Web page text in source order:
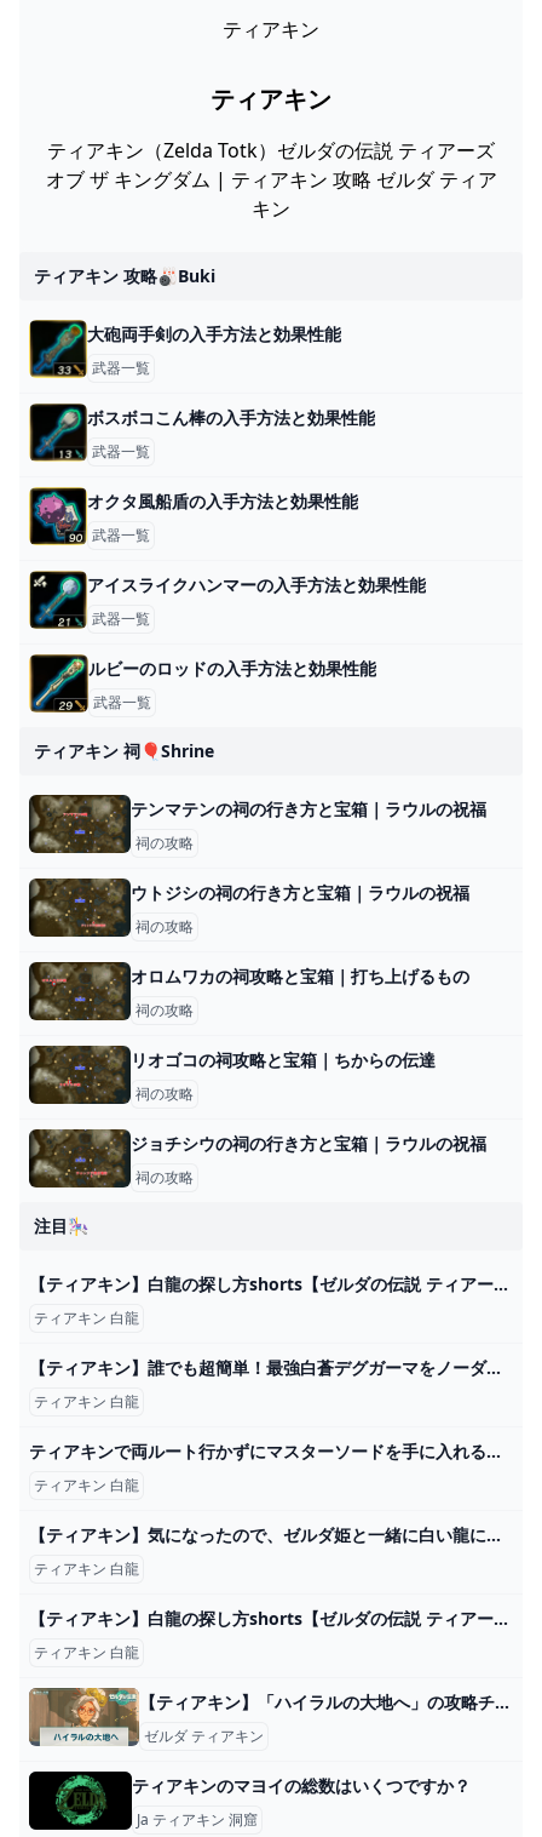
ティアキン
ティアキン
ティアキン（Zelda Totk）ゼルダの伝説 ティアーズ
オブ ザ キングダム | ティアキン 攻略 ゼルダ ティア
キン
ティアキン 攻略🎳buki
大砲両手剣の入手方法と効果性能
武器一覧
ボスボコこん棒の入手方法と効果性能
武器一覧
オクタ風船盾の入手方法と効果性能
武器一覧
アイスライクハンマーの入手方法と効果性能
武器一覧
ルビーのロッドの入手方法と効果性能
武器一覧
ティアキン 祠🎈shrine
テンマテンの祠の行き方と宝箱｜ラウルの祝福
祠の攻略
ウトジシの祠の行き方と宝箱｜ラウルの祝福
祠の攻略
オロムワカの祠攻略と宝箱｜打ち上げるもの
祠の攻略
リオゴコの祠攻略と宝箱｜ちからの伝達
祠の攻略
ジョチシウの祠の行き方と宝箱｜ラウルの祝福
祠の攻略
注目🎠
【ティアキン】白龍の探し方shorts【ゼルダの伝説 ティアーズオブザキングダム】 - YouTube
ティアキン 白龍
【ティアキン】誰でも超簡単！最強白蒼デグガーマをノーダメで倒す方法！【ゼルダの伝説】 - YouTube
ティアキン 白龍
ティアキンで両ルート行かずにマスターソードを手に入れるある意味村人ルート - あずきな粉のレベルボール日記
ティアキン 白龍
【ティアキン】気になったので、ゼルダ姫と一緒に白い龍に乗ってみた【ドリカラ】【ゼルダの伝説ティアーズオブザキングダムTotK字幕実況】 - YouTube
ティアキン 白龍
【ティアキン】白龍の探し方shorts【ゼルダの伝説 ティアーズオブザキングダム】 - YouTube
ティアキン 白龍
【ティアキン】「ハイラルの大地へ」の攻略チャート【ゼルダの伝説ティアーズオブザキングダム】 - 神ゲー攻略
ゼルダ ティアキン
ティアキンのマヨイの総数はいくつですか？
Ja ティアキン 洞窟